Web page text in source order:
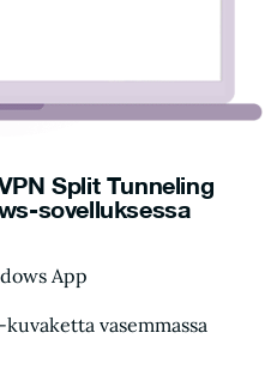
Split Tunneling
sovelluksessa
App
vasemmassa